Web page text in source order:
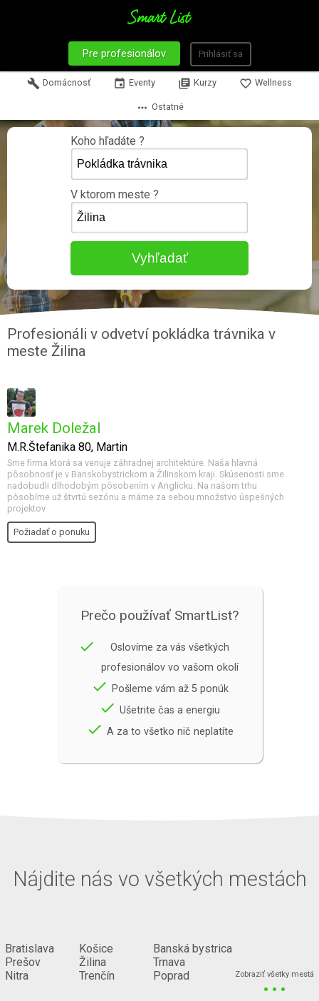
Pre profesionálov Prihlásiť sa
build Domácnosť event Eventy library_books Kurzy favorite_border Wellness
more_horiz Ostatné
Koho hľadáte ?
V ktorom meste ?
Profesionáli v odvetví pokládka trávnika v
meste Žilina
Marek Doležal
M.R.Štefanika 80, Martin
Sme firma ktorá sa venuje záhradnej architektúre. Naša hlavná
pôsobnosť je v Banskobystrickom a Žilinskom kraji. Skúsenosti sme
nadobudli dlhodobým pôsobením v Anglicku. Na našom trhu
pôsobíme už štvrtú sezónu a máme za sebou množstvo úspešných
projektov
Požiadať o ponuku
Prečo používať SmartList?
done
Oslovíme za vás všetkých
profesionálov vo vašom okolí
done Pošleme vám až 5 ponúk
done Ušetrite čas a energiu
done A za to všetko nič neplatíte
Nájdite nás vo všetkých mestách
Bratislava
Prešov
Nitra
Košice
Žilina
Trenčín
Banská bystrica
Trnava
Poprad
Zobraziť všetky mestá
...